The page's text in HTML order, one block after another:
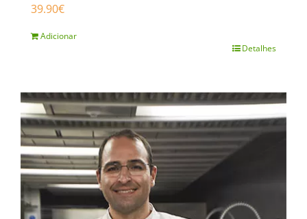
39.90€
Adicionar
Detalhes